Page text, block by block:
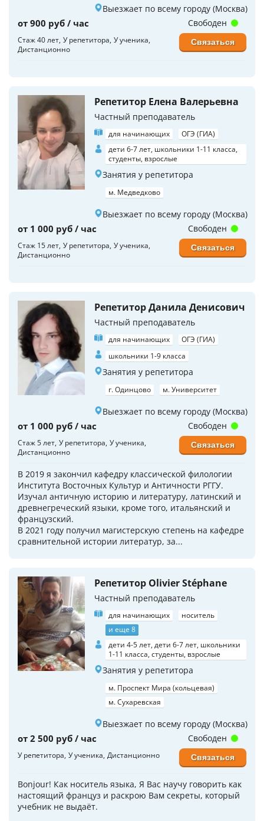
Выезжает по всему городу (Москва)
от 900 руб / час
Стаж 40 лет У репетитора У ученика
Дистанционно
Свободен
Связаться
Репетитор Елена Валерьевна
Частный преподаватель
для начинающих
ОГЭ (ГИА)
дети 6-7 лет, школьники 1-11 класса,
студенты, взрослые
Занятия у репетитора
м. Медведково
Выезжает по всему городу (Москва)
от 1 000 руб / час
Стаж 15 лет У репетитора У ученика
Дистанционно
Свободен
Связаться
Репетитор Данила Денисович
Частный преподаватель
для начинающих
ОГЭ (ГИА)
школьники 1-9 класса
Занятия у репетитора
г. Одинцово м. Университет
Выезжает по всему городу (Москва)
от 1 000 руб / час
Стаж 5 лет У репетитора У ученика
Дистанционно
В 2019 я закончил кафедру классической филологии
Института Восточных Культур и Античности РГГУ.
Изучал античную историю и литературу, латинский и
древнегреческий языки, кроме того, итальянский и
французский.
В 2021 году получил магистерскую степень на кафедре
сравнительной истории литератур, за...
Свободен
Связаться
Репетитор Olivier Stéphane
Частный преподаватель
для начинающих
носитель
и еще 8
дети 4-5 лет, дети 6-7 лет, школьники
1-11 класса, студенты, взрослые
Занятия у репетитора
м. Проспект Мира (кольцевая)
м. Сухаревская
Выезжает по всему городу (Москва)
от 2 500 руб / час
У репетитора У ученика Дистанционно
Bonjour! Как носитель языка, Я Вас научу говорить как
настоящий француз и раскрою Вам секреты, который
учебник не выдаёт.
Свободен
Связаться